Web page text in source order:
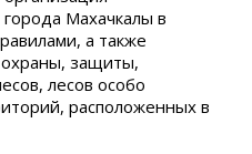
Махачкалы в
а также
охраны, защиты,
лесов особо
расположенных в